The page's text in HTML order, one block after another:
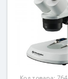
Окуляр (ы):
Фокусировка: